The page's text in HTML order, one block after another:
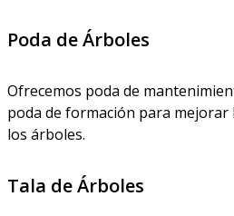
Poda de Árboles
Ofrecemos poda de
poda de formación para mejorar
los árboles.
Tala de Árboles